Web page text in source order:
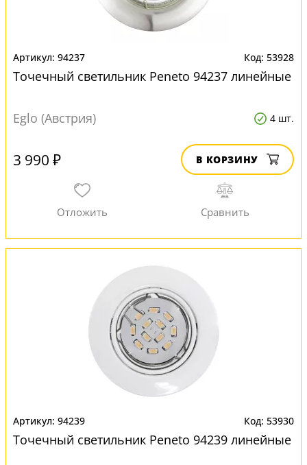
94237 53928
Точечный светильник Peneto 94237 линейные
Eglo (Австрия) 4 шт.
3 990 ₽ В КОРЗИНУ
94239 53930
Точечный светильник Peneto 94239 линейные